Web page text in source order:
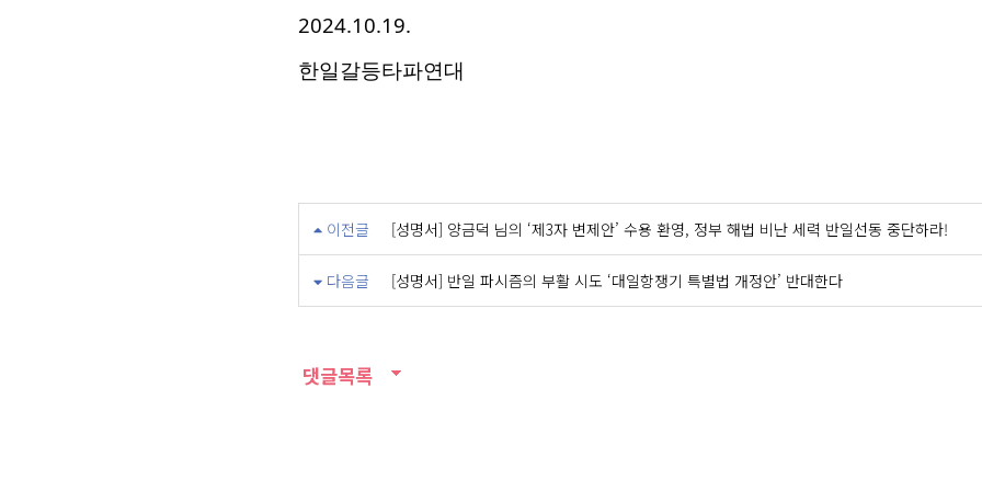
2024.10.19.
한일갈등타파연대
이전글 [성명서] 양금덕 님의 ‘제3자 변제안’ 수용 환영, 정부 해법 비난 세력 반일선동 중단하라!
다음글 [성명서] 반일 파시즘의 부활 시도 ‘대일항쟁기 특별법 개정안’ 반대한다
댓글목록